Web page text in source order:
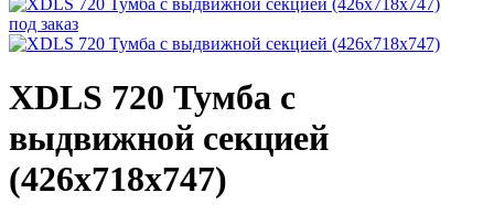
под заказ
XDLS 720 Тумба с
выдвижной секцией
(426х718х747)